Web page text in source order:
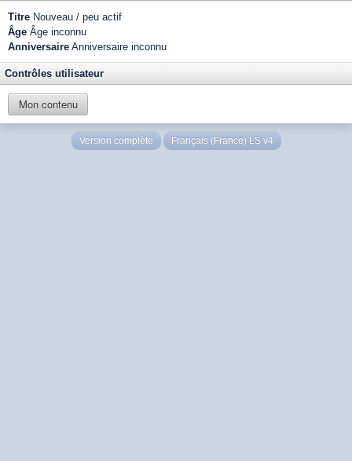
Titre Nouveau / peu actif
Âge Âge inconnu
Anniversaire Anniversaire inconnu
Contrôles utilisateur
Mon contenu
Version complète Français (France) LS v4